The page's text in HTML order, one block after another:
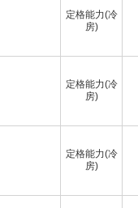
定格能力(冷
房)
定格能力(冷
房)
定格能力(冷
房)